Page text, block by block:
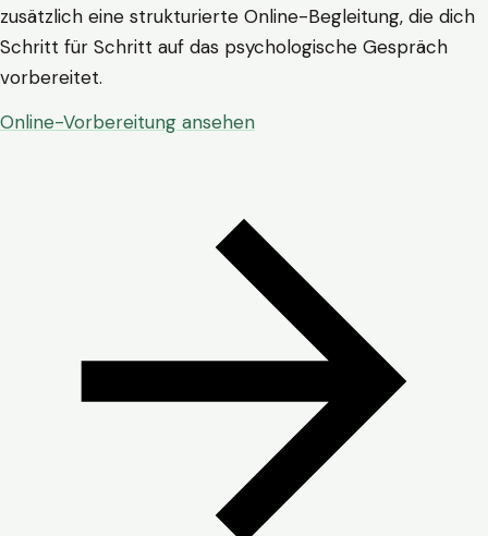
zusätzlich eine strukturierte Online-Begleitung, die dich
Schritt für Schritt auf das psychologische Gespräch
vorbereitet.
Online-Vorbereitung ansehen